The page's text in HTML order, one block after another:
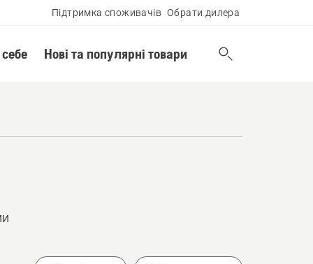
Підтримка споживачів Обрати дилера
Нові та популярні товари